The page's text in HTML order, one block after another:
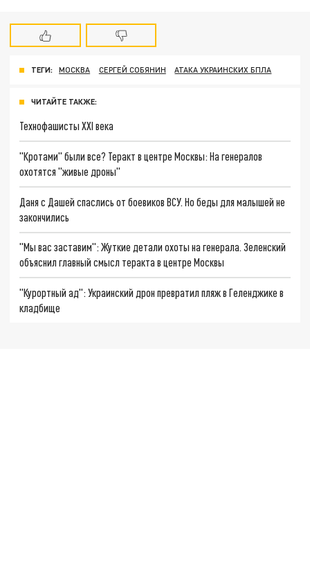
ТЕГИ: МОСКВА СЕРГЕЙ СОБЯНИН АТАКА УКРАИНСКИХ БПЛА
ЧИТАЙТЕ ТАКЖЕ:
Технофашисты XXI века
"Кротами" были все? Теракт в центре Москвы: На генералов
охотятся "живые дроны"
Даня с Дашей спаслись от боевиков ВСУ. Но беды для малышей не
закончились
"Мы вас заставим": Жуткие детали охоты на генерала. Зеленский
объяснил главный смысл теракта в центре Москвы
"Курортный ад": Украинский дрон превратил пляж в Геленджике в
кладбище